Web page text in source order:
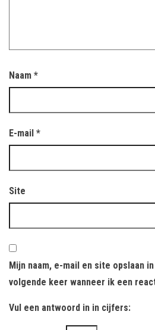
Naam *
E-mail *
Site
Mijn naam, e-mail en site opslaan
volgende keer wanneer ik een
Vul een antwoord in in cijfers: